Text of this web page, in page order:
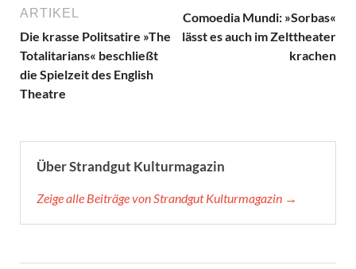
ARTIKEL
Die krasse Politsatire »The
Totalitarians« beschließt
die Spielzeit des English
Theatre
Comoedia Mundi: »Sorbas«
lässt es auch im Zelttheater
krachen
Über Strandgut Kulturmagazin
Zeige alle Beiträge von Strandgut Kulturmagazin →